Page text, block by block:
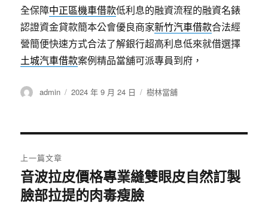
全保障中正區機車借款低利息的融資流程的融資名錶
認證資金貸款簡本公會優良商家新竹汽車借款合法經
營簡便快速方式合法了解銀行超高利息低來就借選擇
土城汽車借款案例精品當舖可派專員到府，
作
admin
發
2024 年 9 月 24 日
分
樹林當舖
章
導
上一篇文章
上
一
音波拉皮價格專業縫雙眼皮自然訂製
臉部拉提的肉毒瘦臉